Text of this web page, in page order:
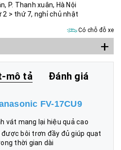
P. Thanh xuân, Hà Nội
2 > thứ 7, nghỉ chủ nhật
Có chỗ đỗ xe
+
mô tả Đánh giá
FV-17CU9
vát mang lại hiệu quả cao
bôi trơn đầy đủ giúp quạt
thời gian dài